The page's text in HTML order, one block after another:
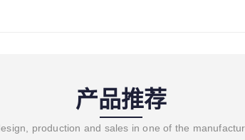
产品推荐
production and sales in one of the